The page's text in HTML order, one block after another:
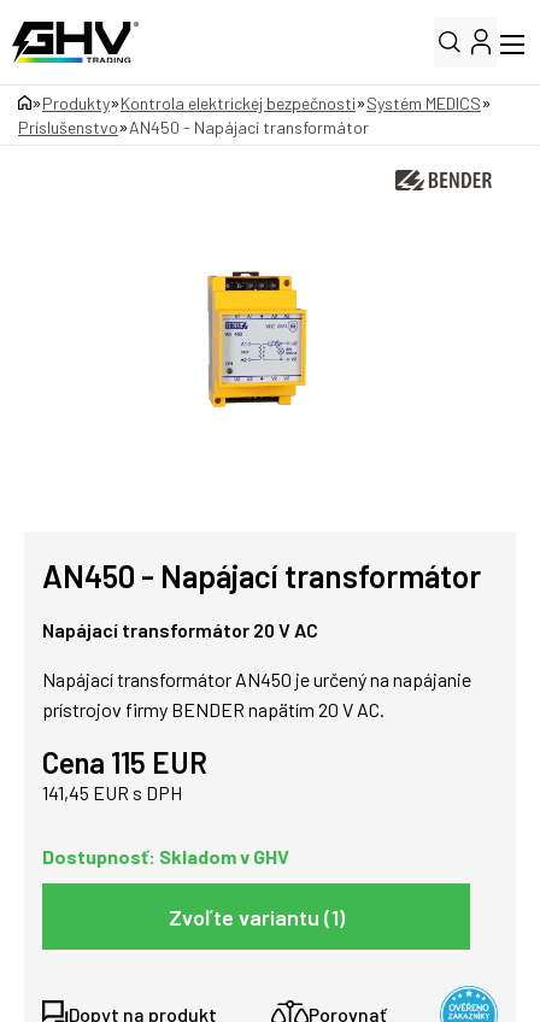
»Produkty»Kontrola elektrickej bezpečnosti»Systém MEDICS»
Príslušenstvo»AN450 - Napájací transformátor
AN450 - Napájací transformátor
Napájací transformátor 20 V AC
Napájací transformátor AN450 je určený na napájanie
prístrojov firmy BENDER napätím 20 V AC.
Cena 115 EUR
141,45 EUR s DPH
Dostupnosť: Skladom v GHV
Zvoľte variantu (1)
Dopyt na produkt Porovnať